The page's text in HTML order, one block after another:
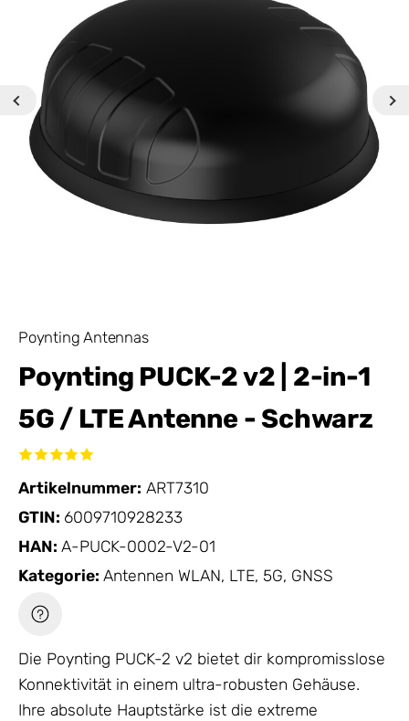
Poynting Antennas
Poynting PUCK-2 v2 | 2-in-1
5G / LTE Antenne - Schwarz
Artikelnummer: ART7310
GTIN: 6009710928233
HAN: A-PUCK-0002-V2-01
Kategorie: Antennen WLAN, LTE, 5G, GNSS
Die Poynting PUCK-2 v2 bietet dir kompromisslose
Konnektivität in einem ultra-robusten Gehäuse.
Ihre absolute Hauptstärke ist die extreme